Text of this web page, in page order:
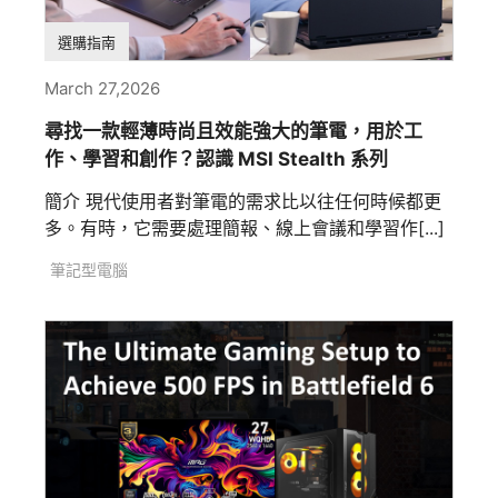
選購指南
March 27,2026
尋找一款輕薄時尚且效能強大的筆電，用於工
作、學習和創作？認識 MSI Stealth 系列
簡介 現代使用者對筆電的需求比以往任何時候都更
多。有時，它需要處理簡報、線上會議和學習作[...]
筆記型電腦